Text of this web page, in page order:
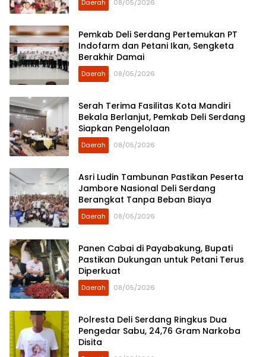
Daerah 08/05/2026
Pemkab Deli Serdang Pertemukan PT
Indofarm dan Petani Ikan, Sengketa
Berakhir Damai
Daerah 08/05/2026
Serah Terima Fasilitas Kota Mandiri
Bekala Berlanjut, Pemkab Deli Serdang
Siapkan Pengelolaan
Daerah 08/05/2026
Asri Ludin Tambunan Pastikan Peserta
Jambore Nasional Deli Serdang
Berangkat Tanpa Beban Biaya
Daerah 08/05/2026
Panen Cabai di Payabakung, Bupati
Pastikan Dukungan untuk Petani Terus
Diperkuat
Daerah 08/05/2026
Polresta Deli Serdang Ringkus Dua
Pengedar Sabu, 24,76 Gram Narkoba
Disita